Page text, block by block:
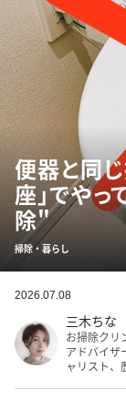
便器と同
座」でや
除"
掃除・暮らし
2026.07.08
三木ちな
お掃除クリ
アドバイザ
ャリスト、